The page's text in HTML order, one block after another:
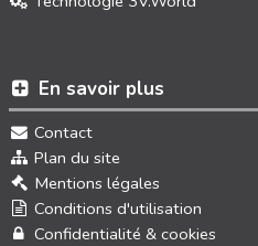
En savoir plus
Contact
Plan du site
Mentions légales
Conditions d'utilisation
Confidentialité & cookies